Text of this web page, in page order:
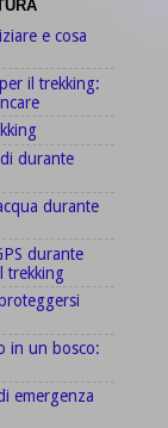
e cosa
il trekking:
durante
durante
durante
trekking
in un bosco:
emergenza